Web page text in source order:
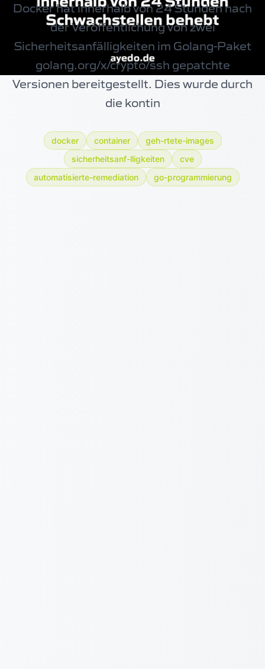
Docker hat innerhalb von 24 Stunden nach
der Veröffentlichung von zwei
Sicherheitsanfälligkeiten im Golang-Paket
golang.org/x/crypto/ssh gepatchte
Versionen bereitgestellt. Dies wurde durch
die kontin
docker container
geh-rtete-images
sicherheitsanf-lligkeiten
cve
automatisierte-remediation
go-programmierung